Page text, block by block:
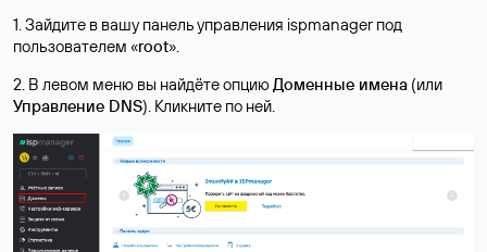
1. Зайдите в вашу панель управления ispmanager под
пользователем «root».
2. В левом меню вы найдёте опциюДоменные имена (или
Управление DNS). Кликните по ней.